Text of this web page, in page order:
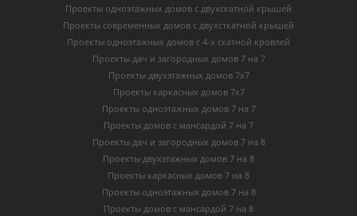
Проекты одноэтажных домов с двухскатной крышей
Проекты современных домов с двухсткатной крышей
Проекты одноэтажных домов с 4-х скатной кровлей
Проекты дач и загородных домов 7 на 7
Проекты двухэтажных домов 7х7
Проекты каркасных домов 7х7
Проекты одноэтажных домов 7 на 7
Проекты домов с мансардой 7 на 7
Проекты дач и загородных домов 7 на 8
Проекты двухэтажных домов 7 на 8
Проекты каркасных домов 7 на 8
Проекты одноэтажных домов 7 на 8
Проекты домов с мансардой 7 на 8